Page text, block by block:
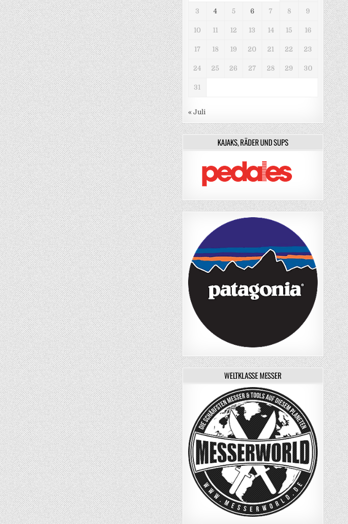
3 4 5 6 7 8 9
10 11 12 13 14 15 16
17 18 19 20 21 22 23
24 25 26 27 28 29 30
31
« Juli
KAJAKS, RÄDER UND SUPS
WELTKLASSE MESSER